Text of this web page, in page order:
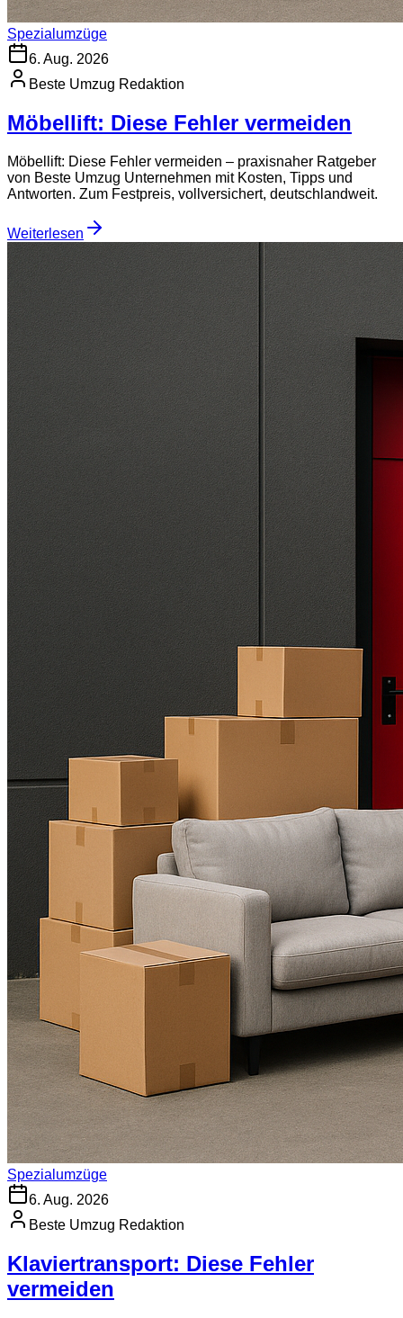
Spezialumzüge
6. Aug. 2026
Beste Umzug Redaktion
Möbellift: Diese Fehler vermeiden
Möbellift: Diese Fehler vermeiden – praxisnaher Ratgeber
von Beste Umzug Unternehmen mit Kosten, Tipps und
Antworten. Zum Festpreis, vollversichert, deutschlandweit.
Weiterlesen
Spezialumzüge
6. Aug. 2026
Beste Umzug Redaktion
Klaviertransport: Diese Fehler
vermeiden